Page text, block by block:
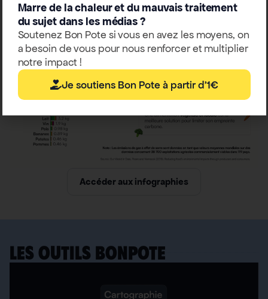
Accéder aux infographies
LES OUTILS BONPOTE
Marre de la chaleur et du mauvais traitement
du sujet dans les médias ?
Soutenez Bon Pote si vous en avez les moyens, on
a besoin de vous pour nous renforcer et multiplier
notre impact !
Je soutiens Bon Pote à partir d'1€